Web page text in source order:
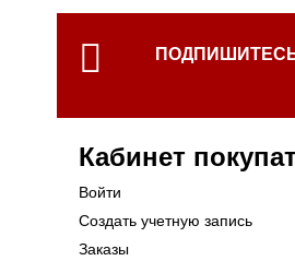
Кабинет
Войти
Создать учетную запись
Заказы